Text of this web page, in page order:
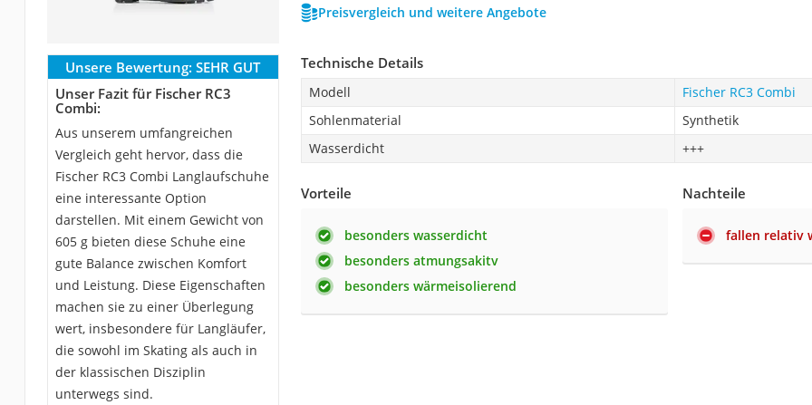
Preisvergleich und weitere Angebote
Unsere Bewertung: SEHR GUT
Unser Fazit für Fischer RC3
Combi:
Aus unserem umfangreichen
Vergleich geht hervor, dass die
Fischer RC3 Combi Langlaufschuhe
eine interessante Option
darstellen. Mit einem Gewicht von
605 g bieten diese Schuhe eine
gute Balance zwischen Komfort
und Leistung. Diese Eigenschaften
machen sie zu einer Überlegung
wert, insbesondere für Langläufer,
die sowohl im Skating als auch in
der klassischen Disziplin
unterwegs sind.
Technische Details
Modell
Fischer RC3 Combi
Sohlenmaterial
Synthetik
Wasserdicht
+++
Vorteile
besonders wasserdicht
besonders atmungsakitv
besonders wärmeisolierend
Nachteile
fallen relativ